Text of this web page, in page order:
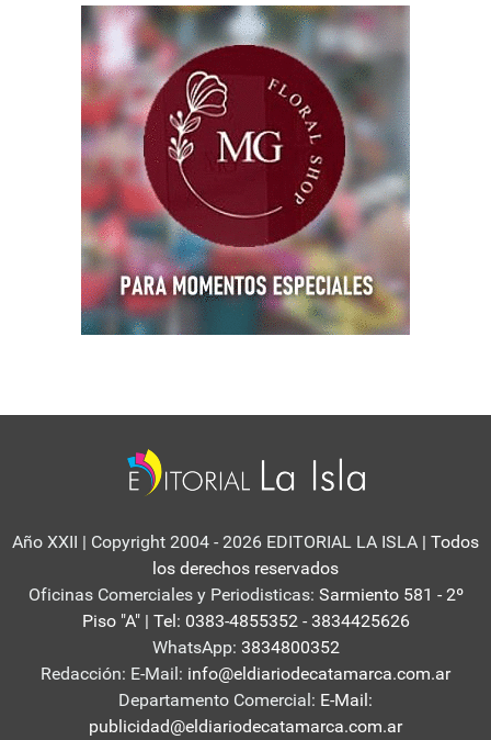
Año XXII | Copyright 2004 - 2026 EDITORIAL LA ISLA | Todos
los derechos reservados
Oficinas Comerciales y Periodisticas: Sarmiento 581 - 2º
Piso "A" | Tel: 0383-4855352 - 3834425626
WhatsApp: 3834800352
Redacción: E-Mail: info@eldiariodecatamarca.com.ar
Departamento Comercial: E-Mail:
publicidad@eldiariodecatamarca.com.ar